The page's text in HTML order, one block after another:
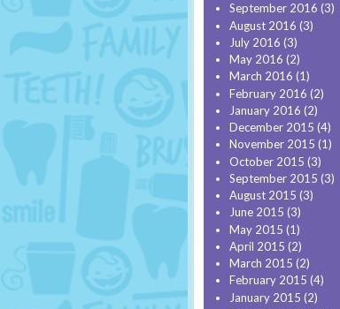
September 2016 (3)
August 2016 (3)
July 2016 (3)
May 2016 (2)
March 2016 (1)
February 2016 (2)
January 2016 (2)
December 2015 (4)
November 2015 (1)
October 2015 (3)
September 2015 (3)
August 2015 (3)
June 2015 (3)
May 2015 (1)
April 2015 (2)
March 2015 (2)
February 2015 (4)
January 2015 (2)